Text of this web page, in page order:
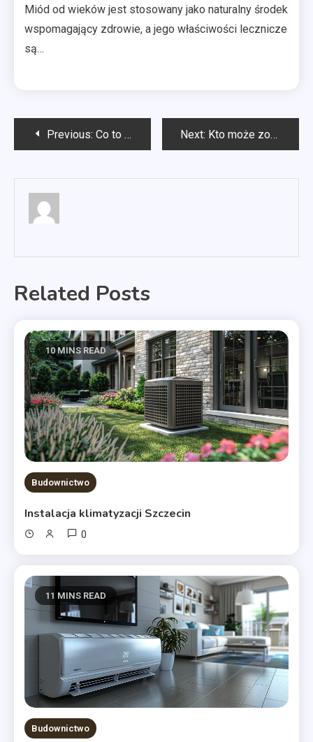
Miód od wieków jest stosowany jako naturalny środek
wspomagający zdrowie, a jego właściwości lecznicze
są…
Nawigacja
Previous: Co to jest rekuperacja? Next: Kto może zostać podologiem?
Related Posts
10 MINS READ
Budownictwo
Instalacja klimatyzacji Szczecin
0
11 MINS READ
Budownictwo